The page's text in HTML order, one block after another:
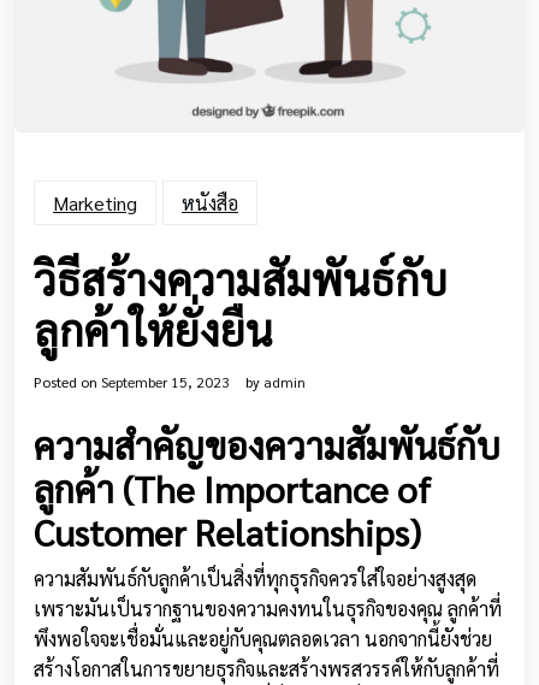
Marketing หนังสือ
วิธีสร้างความสัมพันธ์กับ
ลูกค้าให้ยั่งยืน
Posted on September 15, 2023 by admin
ความสำคัญของความสัมพันธ์กับ
ลูกค้า (The Importance of
Customer Relationships)
ความสัมพันธ์กับลูกค้าเป็นสิ่งที่ทุกธุรกิจควรใส่ใจอย่างสูงสุด
เพราะมันเป็นรากฐานของความคงทนในธุรกิจของคุณ ลูกค้าที่
พึงพอใจจะเชื่อมั่นและอยู่กับคุณตลอดเวลา นอกจากนี้ยังช่วย
สร้างโอกาสในการขยายธุรกิจและสร้างพรสวรรค์ให้กับลูกค้าที่